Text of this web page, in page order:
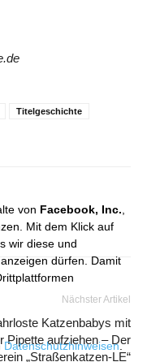
Titelgeschichte
von Facebook, Inc.,
Mit dem Klick auf
wir diese und
anzeigen dürfen. Damit
Datenschutzhinweisen.
Nächster Artikel
Katzenbabys mit
Pipette aufziehen – Der
„Straßenkatzen-LE“